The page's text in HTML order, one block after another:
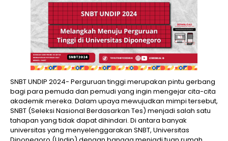
SNBT UNDIP 2024- Perguruan tinggi merupakan pintu gerbang
bagi para pemuda dan pemudi yang ingin mengejar cita-cita
akademik mereka. Dalam upaya mewujudkan mimpi tersebut,
SNBT (Seleksi Nasional Berdasarkan Tes) menjadi salah satu
tahapan yang tidak dapat dihindari. Di antara banyak
universitas yang menyelenggarakan SNBT, Universitas